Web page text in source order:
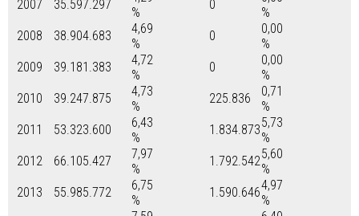
2007
35.597.297
%
0
%
2008
38.904.683
4,69
%
0
0,00
%
2009
39.181.383
4,72
%
0
0,00
%
2010
39.247.875
4,73
%
225.836
0,71
%
2011
53.323.600
6,43
%
1.834.8735,73
%
2012
66.105.427
7,97
%
1.792.5425,60
%
2013
55.985.772
6,75
%
1.590.6464,97
%